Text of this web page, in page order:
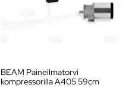
BEAM Paineilmatorvi
kompressorilla A405 59cm